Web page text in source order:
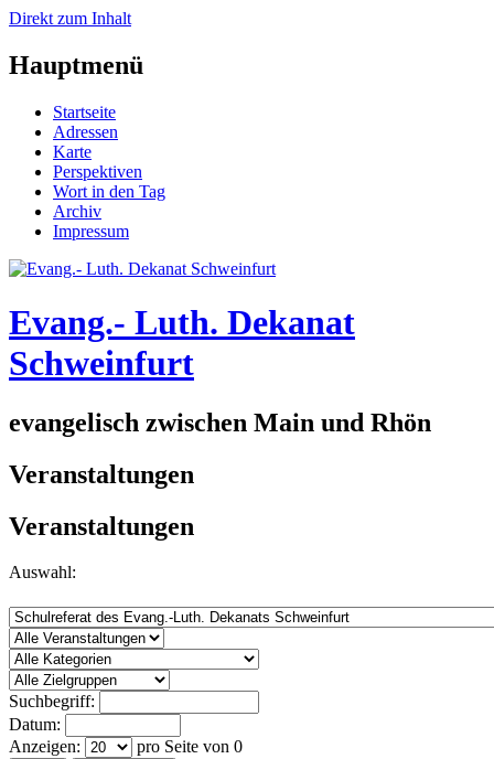
Direkt zum Inhalt
Hauptmenü
Startseite
Adressen
Karte
Perspektiven
Wort in den Tag
Archiv
Impressum
Evang.- Luth. Dekanat
Schweinfurt
evangelisch zwischen Main und Rhön
Veranstaltungen
Veranstaltungen
Auswahl:
Suchbegriff:
Datum:
Anzeigen:
pro Seite von 0